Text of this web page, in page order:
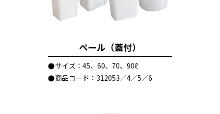
ペール（蓋付）
サイズ：45、60、70、90ℓ
商品コード：312053／4／5／6